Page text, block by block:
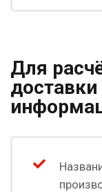
Для